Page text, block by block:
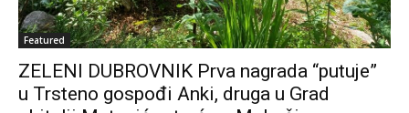
Featured
ZELENI DUBROVNIK Prva nagrada “putuje”
u Trsteno gospođi Anki, druga u Grad